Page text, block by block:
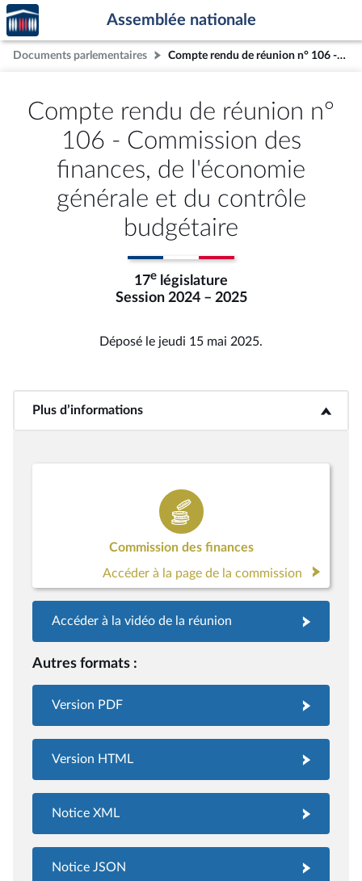
Aller au contenu
Aller en bas de la page
Accèder
à la
page
d'accueil
Assemblée nationale
Documents parlementaires Compte rendu de réunion n° 106 - Commission des finances, de l'économie générale et du contrôle budgétaire
Compte rendu de réunion n°
106 - Commission des
finances, de l'économie
générale et du contrôle
budgétaire
17e législature
Session 2024 – 2025
Déposé le jeudi 15 mai 2025.
Plus d’informations<b>Plus d’informations</b>
Commission des finances
Accéder à la page de la commission
Accéder à la vidéo de la réunion
Autres formats :
Version PDF
Version HTML
Notice XML
Notice JSON